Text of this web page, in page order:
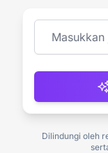
Dilindungi oleh